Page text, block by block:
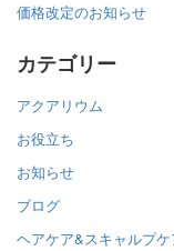
価格改定のお知らせ
カテゴリー
アクアリウム
お役立ち
お知らせ
ブログ
ヘアケア&スキャルプケ